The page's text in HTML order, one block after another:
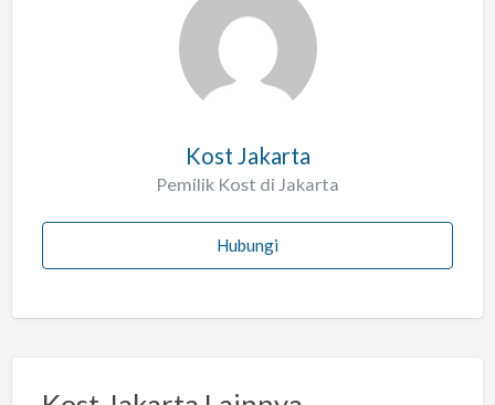
Kost Jakarta
Pemilik Kost di Jakarta
Hubungi